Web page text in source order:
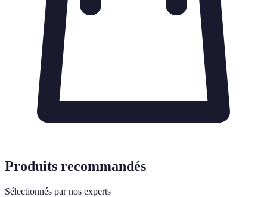
Produits recommandés
Sélectionnés par nos experts